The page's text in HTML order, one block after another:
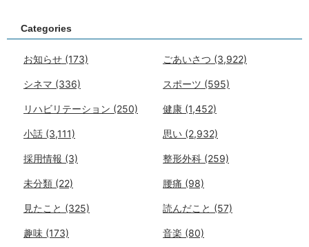
Categories
お知らせ (173) ごあいさつ (3,922)
シネマ (336) スポーツ (595)
リハビリテーション (250) 健康 (1,452)
小話 (3,111) 思い (2,932)
採用情報 (3) 整形外科 (259)
未分類 (22) 腰痛 (98)
見たこと (325) 読んだこと (57)
趣味 (173) 音楽 (80)